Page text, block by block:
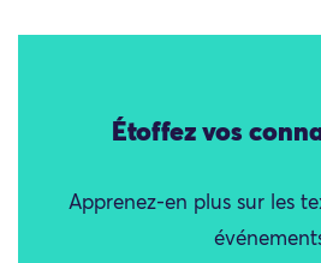
Étoffez vos
Apprenez-en plus sur les